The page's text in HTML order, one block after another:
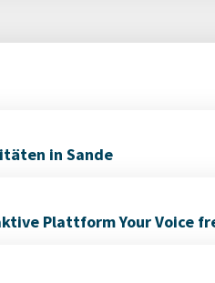
in Sande
Plattform Your Voice